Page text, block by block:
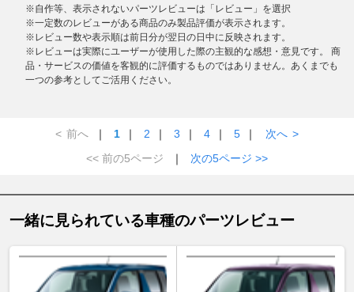
※自作等、表示されないパーツレビューは「レビュー」を選択
※一定数のレビューがある商品のみ製品評価が表示されます。
※レビュー数や表示順は前日分が翌日の日中に反映されます。
※レビューは実際にユーザーが使用した際の主観的な感想・意見です。 商
品・サービスの価値を客観的に評価するものではありません。あくまでも
一つの参考としてご活用ください。
< 前へ ｜ 1 ｜ 2 ｜ 3 ｜ 4 ｜ 5 ｜ 次へ >
<< 前の5ページ
｜ 次の5ページ >>
一緒に見られている車種のパーツレビュー